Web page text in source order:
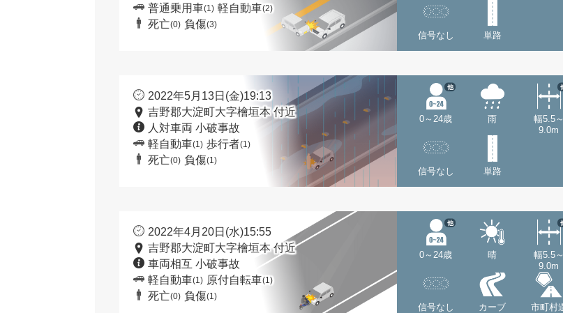
普通乗用車(1) 軽自動車(2)
死亡(0) 負傷(3)
信号なし 単路
2022年5月13日(金)19:13
吉野郡大淀町大字檜垣本 付近
人対車両 小破事故
軽自動車(1) 歩行者(1)
死亡(0) 負傷(1)
0～24歳
他
雨
幅5.5～
9.0m
信号なし 単路
2022年4月20日(水)15:55
吉野郡大淀町大字檜垣本 付近
車両相互 小破事故
軽自動車(1) 原付自転車(1)
死亡(0) 負傷(1)
0～24歳
他
晴
幅5.5～
9.0m
信号なし カーブ 市町村